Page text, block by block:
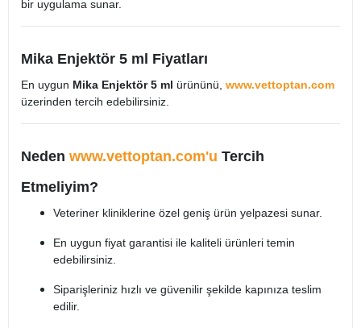
bir uygulama sunar.
Mika Enjektör 5 ml Fiyatları
En uygun Mika Enjektör 5 ml ürününü, www.vettoptan.com
üzerinden tercih edebilirsiniz.
Neden www.vettoptan.com'u Tercih
Etmeliyim?
Veteriner kliniklerine özel geniş ürün yelpazesi sunar.
En uygun fiyat garantisi ile kaliteli ürünleri temin
edebilirsiniz.
Siparişleriniz hızlı ve güvenilir şekilde kapınıza teslim
edilir.